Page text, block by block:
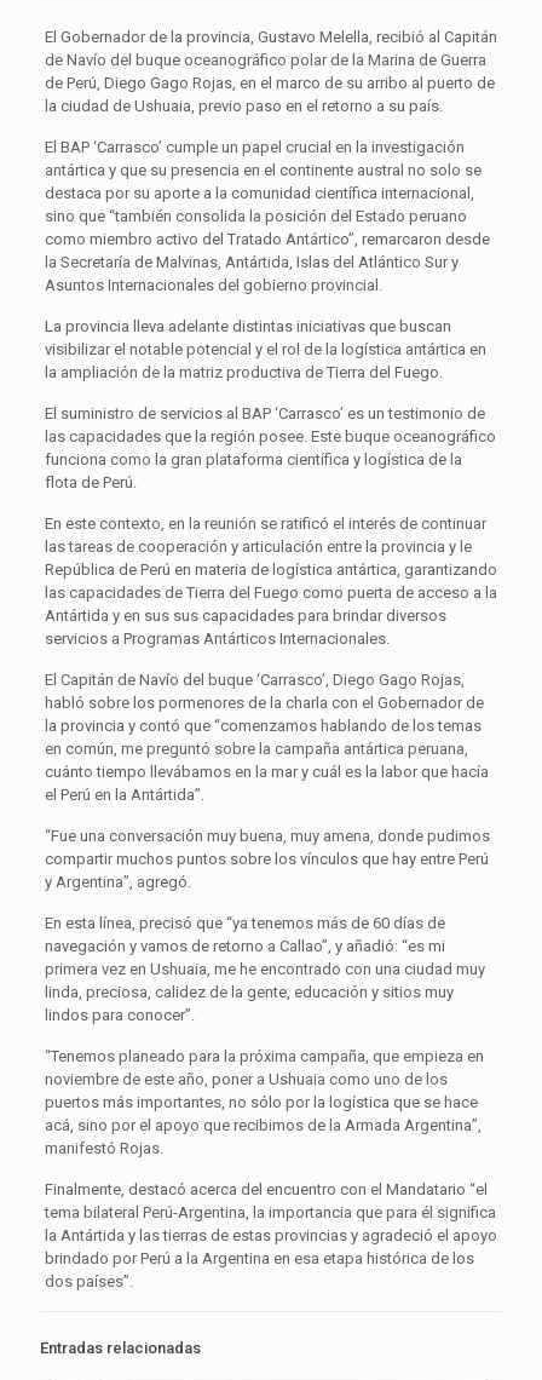
El Gobernador de la provincia, Gustavo Melella, recibió al Capitán
de Navío del buque oceanográfico polar de la Marina de Guerra
de Perú, Diego Gago Rojas, en el marco de su arribo al puerto de
la ciudad de Ushuaia, previo paso en el retorno a su país.
El BAP ‘Carrasco’ cumple un papel crucial en la investigación
antártica y que su presencia en el continente austral no solo se
destaca por su aporte a la comunidad científica internacional,
sino que “también consolida la posición del Estado peruano
como miembro activo del Tratado Antártico”, remarcaron desde
la Secretaría de Malvinas, Antártida, Islas del Atlántico Sur y
Asuntos Internacionales del gobierno provincial.
La provincia lleva adelante distintas iniciativas que buscan
visibilizar el notable potencial y el rol de la logística antártica en
la ampliación de la matriz productiva de Tierra del Fuego.
El suministro de servicios al BAP ‘Carrasco’ es un testimonio de
las capacidades que la región posee. Este buque oceanográfico
funciona como la gran plataforma científica y logística de la
flota de Perú.
En este contexto, en la reunión se ratificó el interés de continuar
las tareas de cooperación y articulación entre la provincia y le
República de Perú en materia de logística antártica, garantizando
las capacidades de Tierra del Fuego como puerta de acceso a la
Antártida y en sus sus capacidades para brindar diversos
servicios a Programas Antárticos Internacionales.
El Capitán de Navío del buque ‘Carrasco’, Diego Gago Rojas,
habló sobre los pormenores de la charla con el Gobernador de
la provincia y contó que “comenzamos hablando de los temas
en común, me preguntó sobre la campaña antártica peruana,
cuánto tiempo llevábamos en la mar y cuál es la labor que hacía
el Perú en la Antártida”.
“Fue una conversación muy buena, muy amena, donde pudimos
compartir muchos puntos sobre los vínculos que hay entre Perú
y Argentina”, agregó.
En esta línea, precisó que “ya tenemos más de 60 días de
navegación y vamos de retorno a Callao”, y añadió: “es mi
primera vez en Ushuaia, me he encontrado con una ciudad muy
linda, preciosa, calidez de la gente, educación y sitios muy
lindos para conocer”.
“Tenemos planeado para la próxima campaña, que empieza en
noviembre de este año, poner a Ushuaia como uno de los
puertos más importantes, no sólo por la logística que se hace
acá, sino por el apoyo que recibimos de la Armada Argentina”,
manifestó Rojas.
Finalmente, destacó acerca del encuentro con el Mandatario “el
tema bilateral Perú-Argentina, la importancia que para él significa
la Antártida y las tierras de estas provincias y agradeció el apoyo
brindado por Perú a la Argentina en esa etapa histórica de los
dos países”.
Entradas relacionadas